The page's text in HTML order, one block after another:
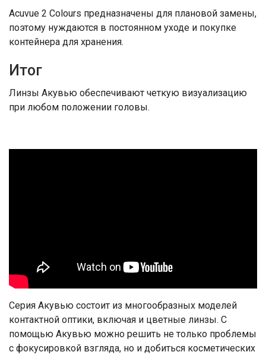
Acuvue 2 Colours предназначены для плановой замены,
поэтому нуждаются в постоянном уходе и покупке
контейнера для хранения.
Итог
Линзы Акувью обеспечивают четкую визуализацию
при любом положении головы.
Серия Акувью состоит из многообразных моделей
контактной оптики, включая и цветные линзы. С
помощью Акувью можно решить не только проблемы
с фокусировкой взгляда, но и добиться косметических